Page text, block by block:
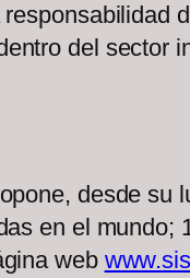
del sector
desde su
en el mundo;
web